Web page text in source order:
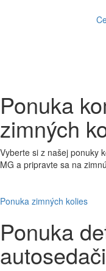
Ponuka
zimných
Vyberte si z našej ponuky
MG a pripravte sa na
Ponuka zimných kolies
Ponuka